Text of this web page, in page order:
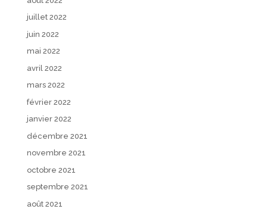
juillet 2022
juin 2022
mai 2022
avril 2022
mars 2022
février 2022
janvier 2022
décembre 2021
novembre 2021
octobre 2021
septembre 2021
août 2021